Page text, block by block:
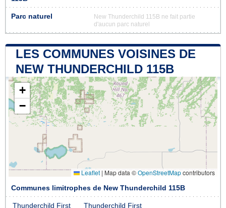
Parc naturel
New Thunderchild 115B ne fait partie
d'aucun parc naturel
LES COMMUNES VOISINES DE
NEW THUNDERCHILD 115B
+
−
Leaflet | Map data ©OpenStreetMapcontributors
Communes limitrophes de New Thunderchild 115B
Thunderchild First
Thunderchild First